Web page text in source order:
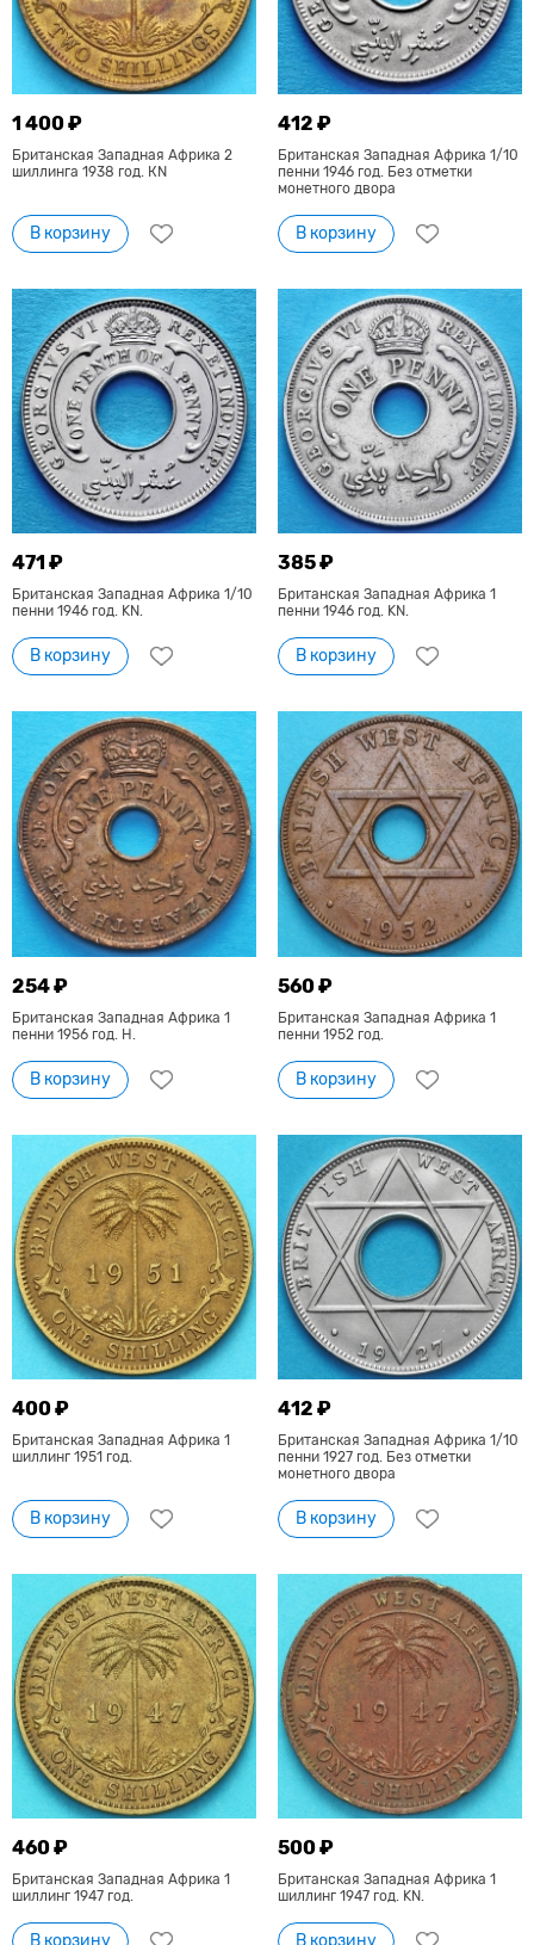
1 400 ₽
Британская Западная Африка 2
шиллинга 1938 год. КN
В корзину
412 ₽
Британская Западная Африка 1/10
пенни 1946 год. Без отметки
монетного двора
В корзину
471 ₽
Британская Западная Африка 1/10
пенни 1946 год. KN.
В корзину
385 ₽
Британская Западная Африка 1
пенни 1946 год. KN.
В корзину
254 ₽
Британская Западная Африка 1
пенни 1956 год. Н.
В корзину
560 ₽
Британская Западная Африка 1
пенни 1952 год.
В корзину
400 ₽
Британская Западная Африка 1
шиллинг 1951 год.
В корзину
412 ₽
Британская Западная Африка 1/10
пенни 1927 год. Без отметки
монетного двора
В корзину
460 ₽
Британская Западная Африка 1
шиллинг 1947 год.
500 ₽
Британская Западная Африка 1
шиллинг 1947 год. KN.